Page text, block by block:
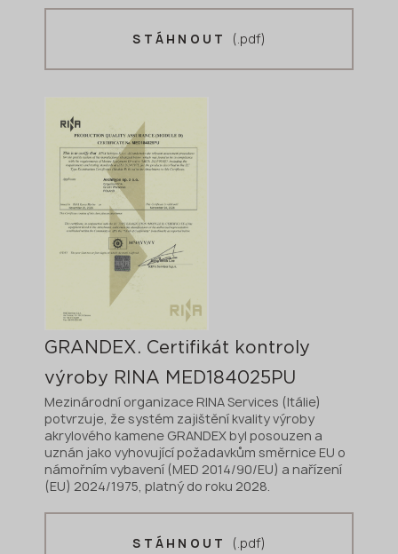
STÁHNOUT (.pdf)
GRANDEX. Certifikát kontroly
výroby RINA MED184025PU
Mezinárodní organizace RINA Services (Itálie)
potvrzuje, že systém zajištění kvality výroby
akrylového kamene GRANDEX byl posouzen a
uznán jako vyhovující požadavkům směrnice EU o
námořním vybavení (MED 2014/90/EU) a nařízení
(EU) 2024/1975, platný do roku 2028.
STÁHNOUT (.pdf)